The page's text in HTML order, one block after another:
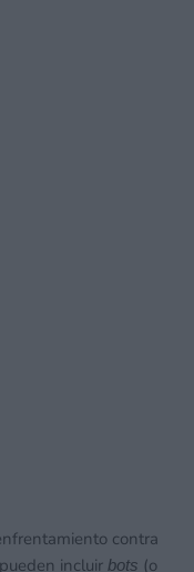
contra
incluir bots (o